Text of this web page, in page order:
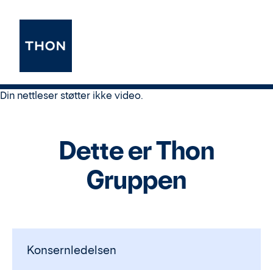
Din nettleser støtter ikke video.
Dette er Thon
Gruppen
Konsernledelsen